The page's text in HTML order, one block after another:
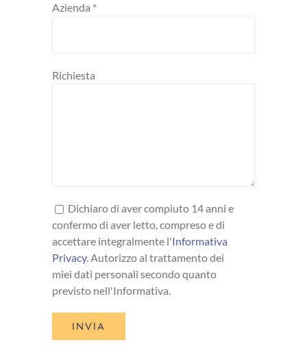
Azienda *
Richiesta
Dichiaro di aver compiuto 14 anni e
confermo di aver letto, compreso e di
accettare integralmente l'Informativa
Privacy. Autorizzo al trattamento dei
miei dati personali secondo quanto
previsto nell'Informativa.